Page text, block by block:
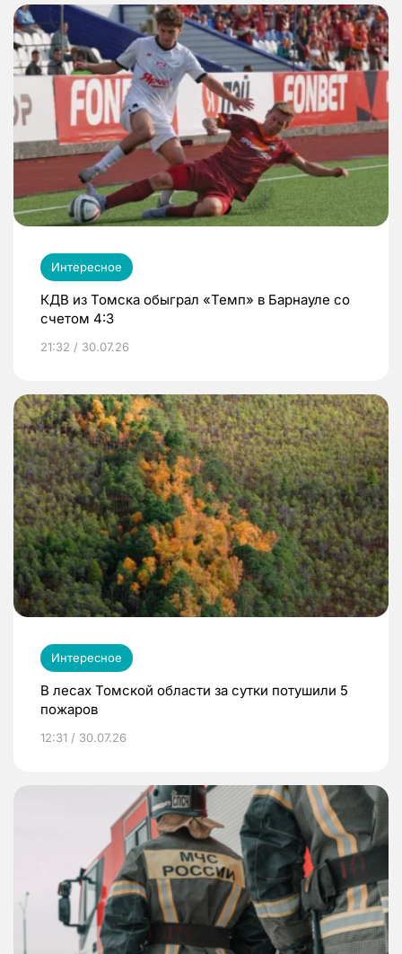
Интересное
КДВ из Томска обыграл «Темп» в Барнауле со
счетом 4:3
21:32 / 30.07.26
Интересное
В лесах Томской области за сутки потушили 5
пожаров
12:31 / 30.07.26